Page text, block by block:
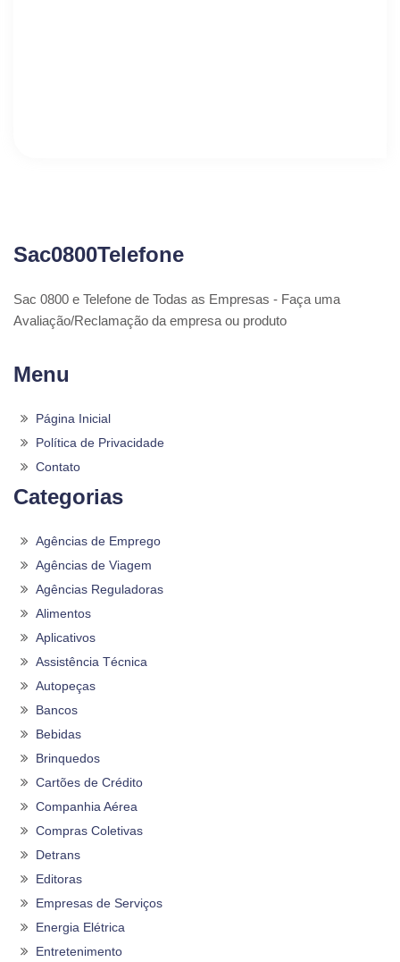
Sac0800Telefone
Sac 0800 e Telefone de Todas as Empresas - Faça uma
Avaliação/Reclamação da empresa ou produto
Menu
Página Inicial
Política de Privacidade
Contato
Categorias
Agências de Emprego
Agências de Viagem
Agências Reguladoras
Alimentos
Aplicativos
Assistência Técnica
Autopeças
Bancos
Bebidas
Brinquedos
Cartões de Crédito
Companhia Aérea
Compras Coletivas
Detrans
Editoras
Empresas de Serviços
Energia Elétrica
Entretenimento